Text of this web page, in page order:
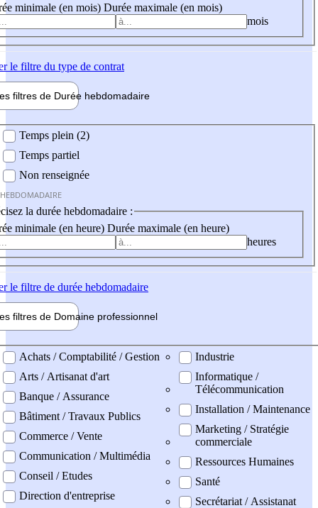
minimale (en mois) Durée maximale (en mois)
mois
le filtre du type de contrat
filtres de Durée hebdomadaire
Temps plein (2)
Temps partiel
Non renseignée
la durée hebdomadaire :
minimale (en heure) Durée maximale (en heure)
heures
le filtre de durée hebdomadaire
filtres de Domaine professionnel
professionel
Achats / Comptabilité / Gestion
Arts / Artisanat d'art
Banque / Assurance
Bâtiment / Travaux Publics
Commerce / Vente
Communication / Multimédia
Conseil / Etudes
Direction d'entreprise
Industrie
Informatique /
Télécommunication
Installation / Maintenance
Marketing / Stratégie
commerciale
Ressources Humaines
Santé
Secrétariat / Assistanat